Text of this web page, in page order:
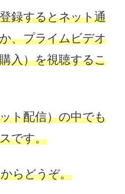
録するとネット通
、プライムビデオ
入）を視聴するこ
ト配信）の中でも
です。
らどうぞ。